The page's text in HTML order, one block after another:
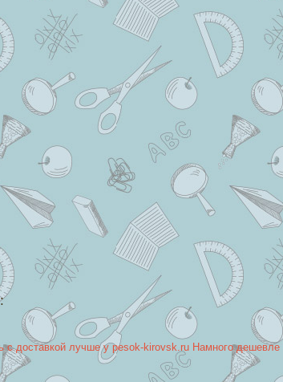
с доставкой лучше у pesok-kirovsk.ru Намного дешевле